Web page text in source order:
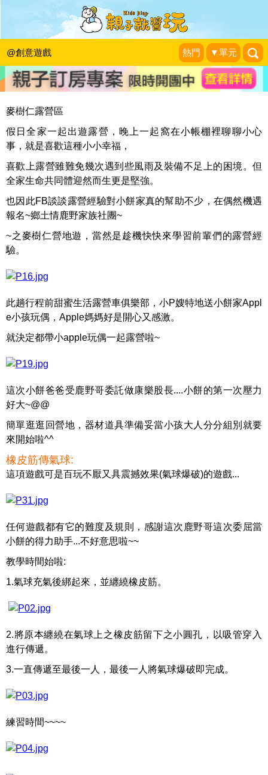
@創意遊戲 熱門 ▼單元
當個最強的康樂股長！露營醬玩，孩子
作夢也偷笑…
|2016-03-17
麥樹仁露營區
假日全家一起出遊露營，晚上一起窩在小帳棚裡聊聊小心
事，就是喜歡這種小小幸福，
喜歡上露營雖難免幾次遇到些風雨及裝備不足上的困境。但
全家生命共同體迎然而生更是堅強。
也因此FB談談露營經驗對小餅家真的幫助不少，在偶然機遇
報名~鄉土情鹿野家族社團~
~之麥樹仁營地遊，當然是趁機快快來學習前輩們的露營經
驗。
此趟行程前甜蜜生活露營車俱樂部，小P嫂特地送小餅家Appl
e小孩玩偶，Apple媽媽好是開心又感激。
就決定都帶小apple玩偶一起露營啦~
這次小餅爸爸受鹿野哥委託做康樂股長....小餅的第一次壓力
好大~@@
簡單逛逛回營地，器材道具準備妥當小孩大人分分組別就要
來開始啦^^
橡皮筋傳氣球:
這項遊戲可是百玩不厭又具震撼效果(氣球爆破)的遊戲...
任何遊戲都有它的難度及規則，感謝這次鹿野哥這次委屈當
小餅的得力助手...不好意思啦~~
教學時間始啦:
1.氣球充氣後綁起來，並纏繞橡皮筋。
2.將原本纏繞在氣球上之橡皮筋留下之小圓孔，以吸管穿入
進行傳遞。
3.一直傳遞至最後一人，最後一人將氣球爆破即完成。
練習時間~~~~